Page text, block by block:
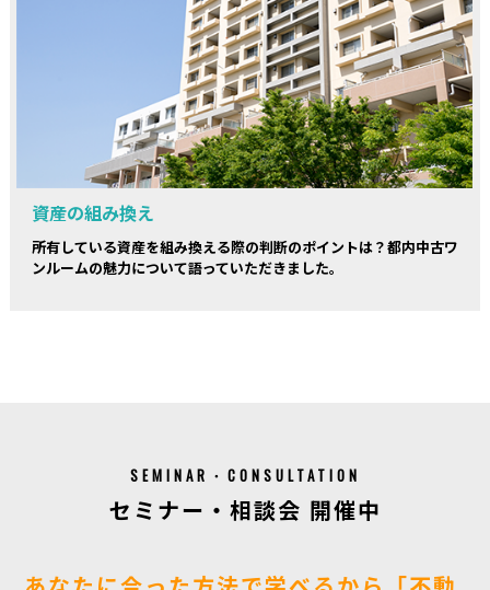
資産の組み換え
所有している資産を組み換える際の判断のポイントは？都内中古ワ
ンルームの魅力について語っていただきました。
SEMINAR・CONSULTATION
セミナー・相談会 開催中